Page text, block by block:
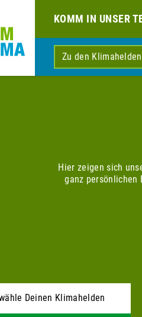
KOMM IN UNSER
Zu den Klimahelden
Hier zeigen sich
ganz persönlichen
Deinen Klimahelden